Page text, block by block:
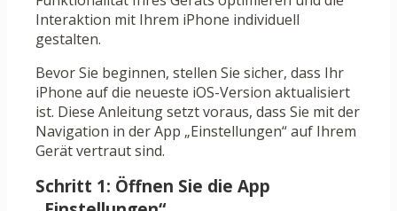
Interaktion mit Ihrem iPhone individuell
gestalten.
Bevor Sie beginnen, stellen Sie sicher, dass Ihr
iPhone auf die neueste iOS-Version aktualisiert
ist. Diese Anleitung setzt voraus, dass Sie mit der
Navigation in der App „Einstellungen“ auf Ihrem
Gerät vertraut sind.
Schritt 1: Öffnen Sie die App